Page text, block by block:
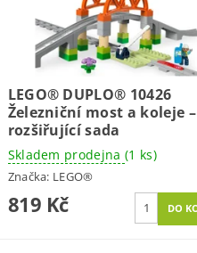
LEGO® DUPLO® 10426
Železniční most a koleje –
rozšiřující sada
Skladem prodejna (1 ks)
Značka: LEGO®
819 Kč